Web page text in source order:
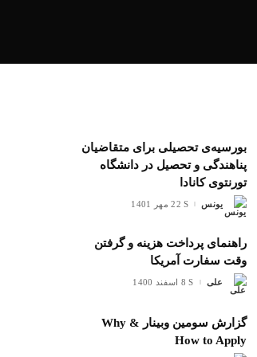
بورسیه‌ی تحصیلی برای متقاضیان
پناهندگی و تحصیل در دانشگاه
تورنتوی کانادا
ارسال
شده
یونس 22 مهر 1401
راهنمای پرداخت هزینه و گرفتن
وقت سفارت آمریکا
ارسال
شده
علی 8 اسفند 1400
گزارش سومین وبینار Why &
How to Apply